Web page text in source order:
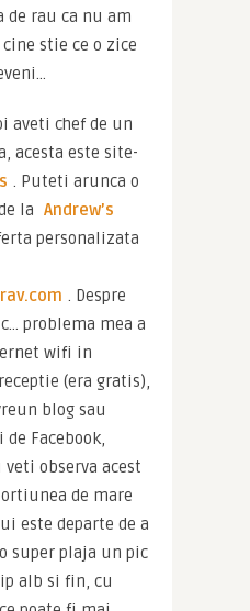
de rau ca nu am
stie ce o zice
aveti chef de un
acesta este site-
. Puteti arunca o
la Andrew’s
personalizata
. Despre
problema mea a
wifi in
(era gratis),
blog sau
Facebook,
observa acest
de mare
este departe de a
super plaja un pic
alb si fin, cu